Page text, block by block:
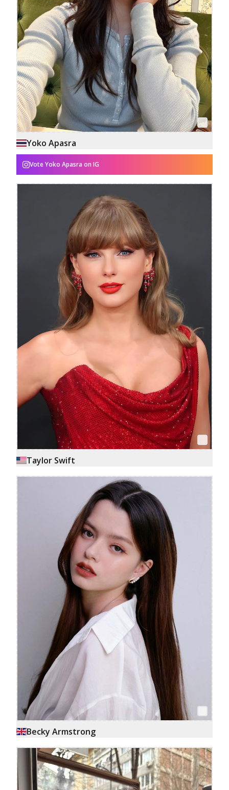
Yoko Apasra
VoteYoko Apasra on IG
Taylor Swift
Becky Armstrong